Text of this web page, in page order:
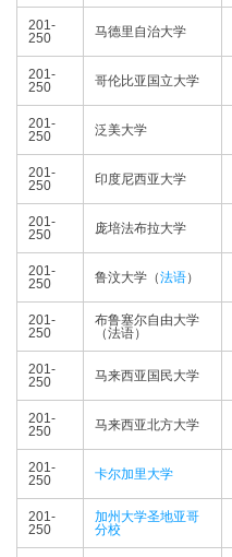
201-
250
马德里自治大学
201-
250
哥伦比亚国立大学
201-
250
泛美大学
201-
250
印度尼西亚大学
201-
250
庞培法布拉大学
201-
250
鲁汶大学（法语）
201-
250
布鲁塞尔自由大学
（法语）
201-
250
马来西亚国民大学
201-
250
马来西亚北方大学
201-
250
卡尔加里大学
201-
250
加州大学圣地亚哥
分校